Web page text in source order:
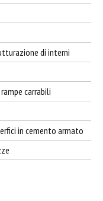
di interni
carrabili
in cemento armato